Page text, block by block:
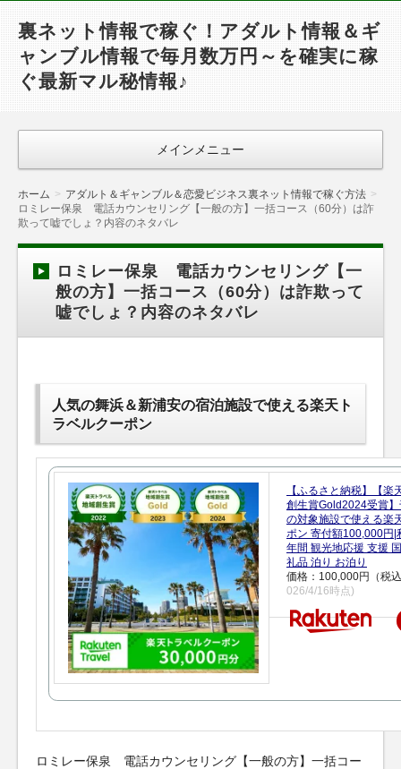
裏ネット情報で稼ぐ！アダルト情報＆ギ
ャンブル情報で毎月数万円～を確実に稼
ぐ最新マル秘情報♪
メインメニュー
ホーム
アダルト＆ギャンブル＆恋愛ビジネス裏ネット情報で稼ぐ方法
ロミレー保泉 電話カウンセリング【一般の方】一括コース（60分）は詐
欺って嘘でしょ？内容のネタバレ
ロミレー保泉 電話カウンセリング【一
般の方】一括コース（60分）は詐欺って
嘘でしょ？内容のネタバレ
人気の舞浜＆新浦安の宿泊施設で使える楽天ト
ラベルクーポン
【ふるさと納税】【楽
創生賞Gold2024受賞
の対象施設で使える楽
ポン 寄付額100,000円|
年間 観光地応援 支援
礼品 泊り お泊り
価格：100,000円（税
026/4/16時点)
ロミレー保泉 電話カウンセリング【一般の方】一括コー